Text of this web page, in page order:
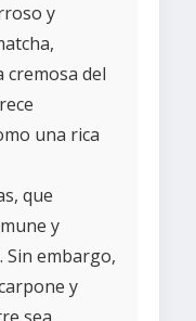
y
cremosa del
una rica
que
y
embargo,
y